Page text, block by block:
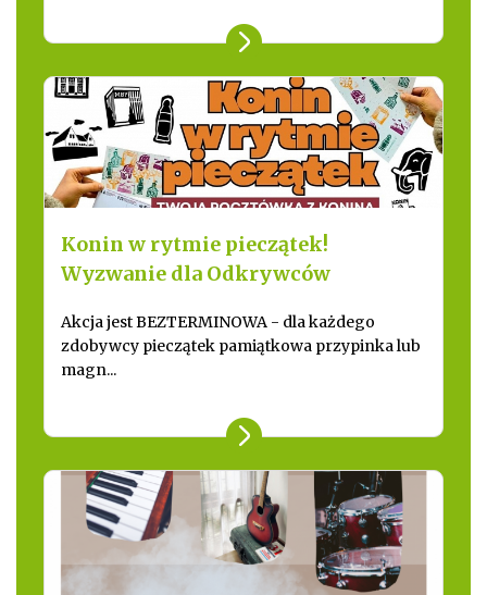
Konin w rytmie pieczątek!
Wyzwanie dla Odkrywców
Akcja jest BEZTERMINOWA - dla każdego
zdobywcy pieczątek pamiątkowa przypinka lub
magn...